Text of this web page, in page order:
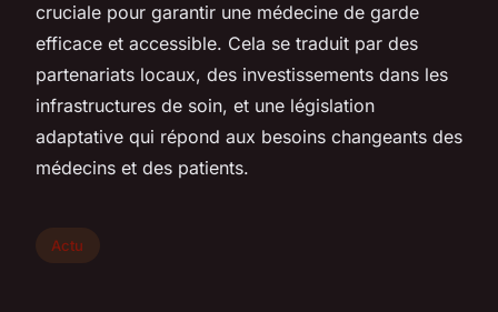
cruciale pour garantir une médecine de garde
efficace et accessible. Cela se traduit par des
partenariats locaux, des investissements dans les
infrastructures de soin, et une législation
adaptative qui répond aux besoins changeants des
médecins et des patients.
Actu